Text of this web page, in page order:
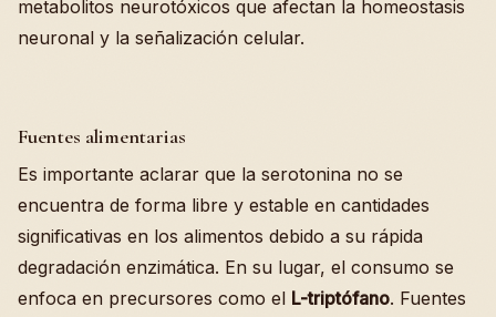
metabolitos neurotóxicos que afectan la homeostasis
neuronal y la señalización celular.
Fuentes alimentarias
Es importante aclarar que la serotonina no se
encuentra de forma libre y estable en cantidades
significativas en los alimentos debido a su rápida
degradación enzimática. En su lugar, el consumo se
enfoca en precursores como el L-triptófano. Fuentes